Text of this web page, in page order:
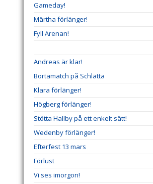
Gameday!
Märtha förlänger!
Fyll Arenan!
Andreas är klar!
Bortamatch på Schlätta
Klara förlänger!
Högberg förlänger!
Stötta Hallby på ett enkelt sätt!
Wedenby förlänger!
Efterfest 13 mars
Förlust
Vi ses imorgon!